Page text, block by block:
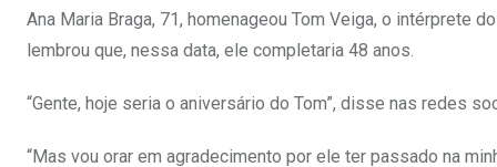
Ana Maria Braga, 71, homenageou Tom Veiga, o intérprete
lembrou que, nessa data, ele completaria 48 anos.
“Gente, hoje seria o aniversário do Tom”, disse nas redes
“Mas vou orar em agradecimento por ele ter passado na